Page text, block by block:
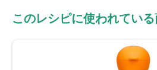
このレシピに使われてい